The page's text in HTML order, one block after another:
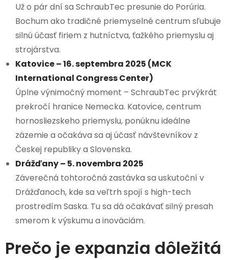
Už o pár dní sa SchraubTec presunie do Porúria.
Bochum ako tradičné priemyselné centrum sľubuje
silnú účasť firiem z hutníctva, ťažkého priemyslu aj
strojárstva.
Katovice – 16. septembra 2025 (MCK
International Congress Center)
Úplne výnimočný moment – SchraubTec prvýkrát
prekročí hranice Nemecka. Katovice, centrum
hornosliezskeho priemyslu, ponúknu ideálne
zázemie a očakáva sa aj účasť návštevníkov z
Českej republiky a Slovenska.
Drážďany – 5. novembra 2025
Záverečná tohtoročná zastávka sa uskutoční v
Drážďanoch, kde sa veľtrh spojí s high-tech
prostredím Saska. Tu sa dá očakávať silný presah
smerom k výskumu a inováciám.
Prečo je expanzia dôležitá